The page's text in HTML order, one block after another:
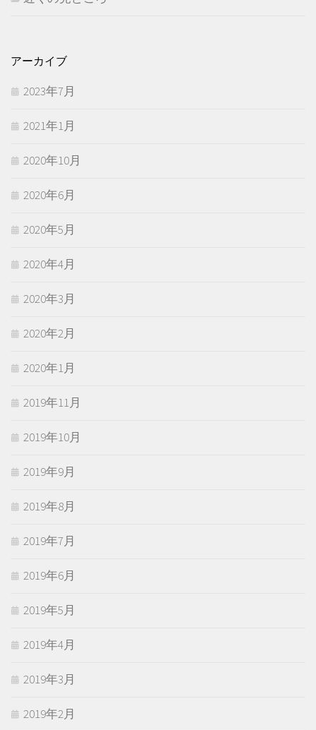
アーカイブ
2023年7月
2021年1月
2020年10月
2020年6月
2020年5月
2020年4月
2020年3月
2020年2月
2020年1月
2019年11月
2019年10月
2019年9月
2019年8月
2019年7月
2019年6月
2019年5月
2019年4月
2019年3月
2019年2月